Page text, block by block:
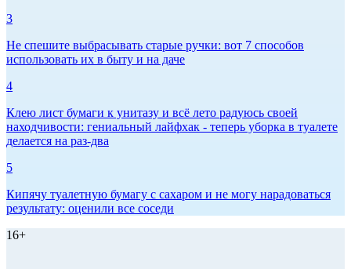
3
Не спешите выбрасывать старые ручки: вот 7 способов
использовать их в быту и на даче
4
Клею лист бумаги к унитазу и всё лето радуюсь своей
находчивости: гениальный лайфхак - теперь уборка в туалете
делается на раз-два
5
Кипячу туалетную бумагу с сахаром и не могу нарадоваться
результату: оценили все соседи
16+